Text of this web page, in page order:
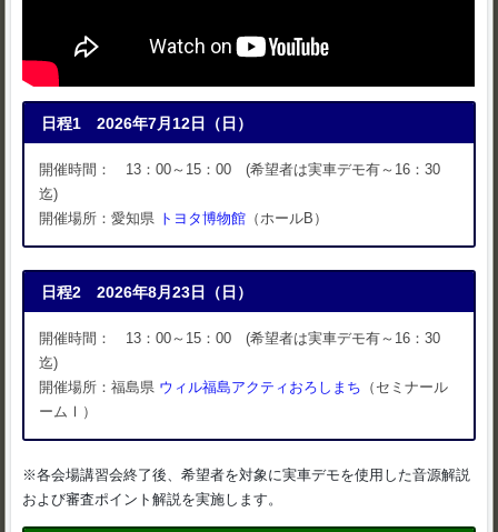
日程1 2026年7月12日（日）
開催時間： 13：00～15：00 (希望者は実車デモ有～16：30
迄)
開催場所：愛知県 トヨタ博物館 （ホールB）
日程2 2026年8月23日（日）
開催時間： 13：00～15：00 (希望者は実車デモ有～16：30
迄)
開催場所：福島県 ウィル福島アクティおろしまち （セミナール
ームⅠ）
※各会場講習会終了後、希望者を対象に実車デモを使用した音源解説
および審査ポイント解説を実施します。